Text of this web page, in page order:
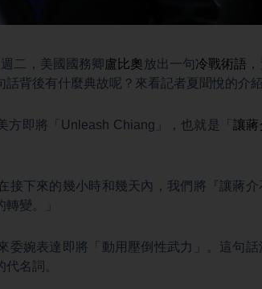
二，美國國務卿盧比奧放出一句冷戰術語
話背後有什麼典故呢？來看記者夏聞悅的介
方即將「Unleash Chiang」，也就是「讓蔣
接下來的幾小時和幾天內，我們將『讓蔣
變。」
委婉表達即將「動用壓倒性武力」。這句
名詞。